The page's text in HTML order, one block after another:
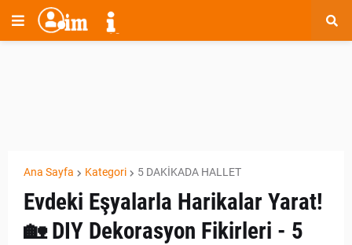
Ana Sayfa Kategori 5 DAKİKADA HALLET
Evdeki Eşyalarla Harikalar Yarat!
🏡 DIY Dekorasyon Fikirleri - 5